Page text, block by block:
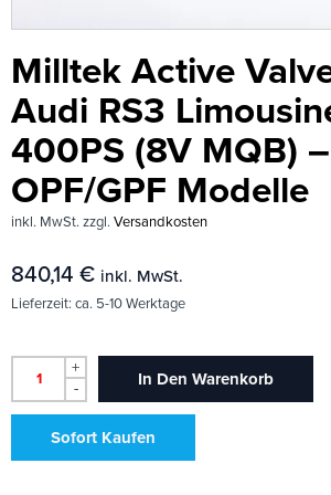
Milltek Active
Audi RS3
400PS (8V MQB)
OPF/GPF Modelle
inkl. MwSt. zzgl. Versandkosten
840,14 € inkl. MwSt.
Lieferzeit: ca. 5-10 Werktage
+
-
In Den Warenkorb
Sofort Kaufen